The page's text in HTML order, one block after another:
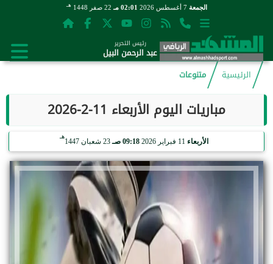
الجمعة 7 أغسطس 2026 02:01 مـ 22 صفر 1448 هـ
رئيس التحرير
عبد الرحمن البيل
الرئيسية
متنوعات
مباريات اليوم الأربعاء 11-2-2026
الأربعاء 09:18 صـ 23 شعبان 1447
هـ